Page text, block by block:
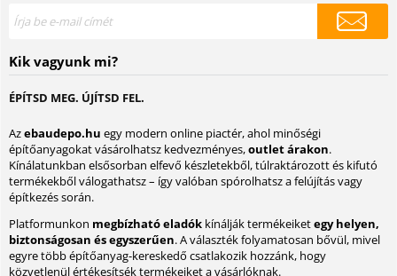
Kik vagyunk mi?
ÉPÍTSD MEG. ÚJÍTSD FEL.
Azebaudepo.hu egy modern online piactér, ahol minőségi
építőanyagokat vásárolhatsz kedvezményes,outlet árakon.
Kínálatunkban elsősorban elfevő készletekből, túlraktározott és kifutó
termékekből válogathatsz – így valóban spórolhatsz a felújítás vagy
építkezés során.
Platformunkon megbízható eladók kínálják termékeiketegy helyen,
biztonságosan és egyszerűen. A választék folyamatosan bővül, mivel
egyre több építőanyag-kereskedő csatlakozik hozzánk, hogy
közvetlenül értékesítsék termékeiket a vásárlóknak.